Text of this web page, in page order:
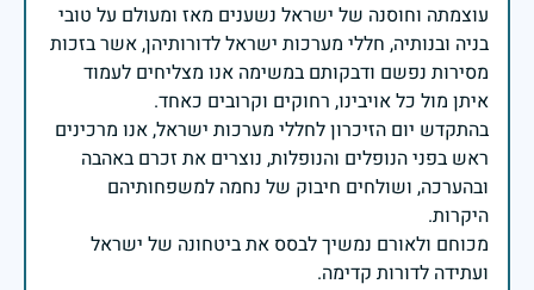
עוצמתה וחוסנה של ישראל נשענים מאז ומעולם על טובי
בניה ובנותיה, חללי מערכות ישראל לדורותיהן, אשר בזכות
מסירות נפשם ודבקותם במשימה אנו מצליחים לעמוד
בהתקדש יום הזיכרון לחללי מערכות ישראל, אנו מרכינים
ראש בפני הנופלים והנופלות, נוצרים את זכרם באהבה
ובהערכה, ושולחים חיבוק של נחמה למשפחותיהם
מכוחם ולאורם נמשיך לבסס את ביטחונה של ישראל
ועתידה לדורות קדימה.